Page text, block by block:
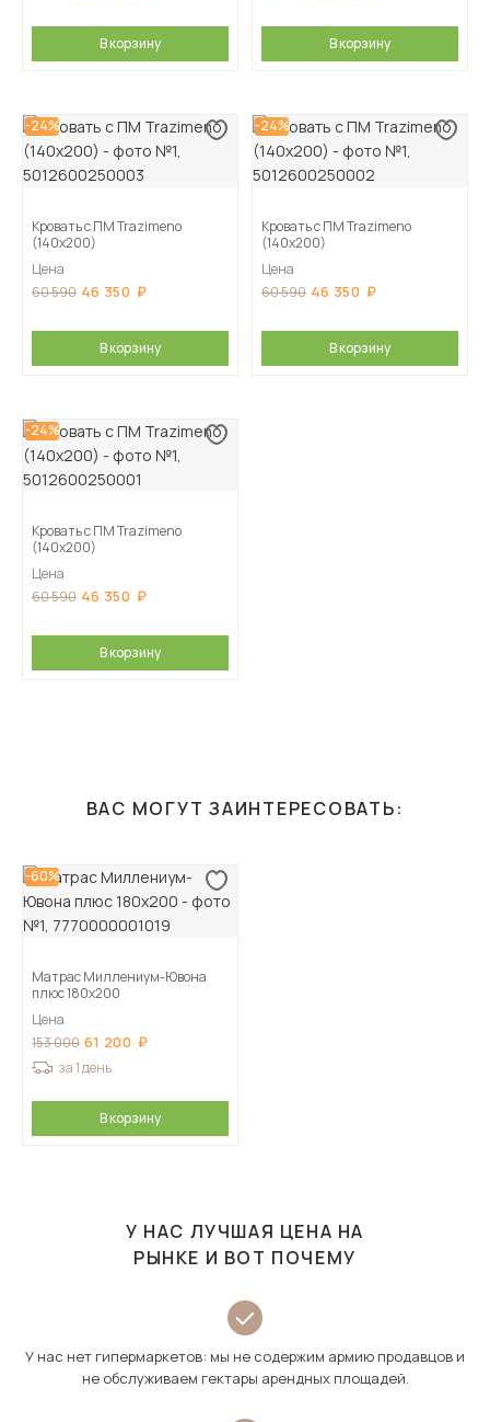
В корзину В корзину
-24%
Кровать с ПМ Trazimeno
(140х200)
Цена
60 590 46 350
В корзину
-24%
Кровать с ПМ Trazimeno
(140х200)
Цена
60 590 46 350
В корзину
-24%
Кровать с ПМ Trazimeno
(140х200)
Цена
60 590 46 350
В корзину
ВАС МОГУТ ЗАИНТЕРЕСОВАТЬ:
-60%
Матрас Миллениум-Ювона
плюс 180х200
Цена
153 000 61 200
за 1 день
В корзину
У НАС ЛУЧШАЯ ЦЕНА НА
РЫНКЕ И ВОТ ПОЧЕМУ
У нас нет гипермаркетов: мы не содержим армию продавцов и
не обслуживаем гектары арендных площадей.